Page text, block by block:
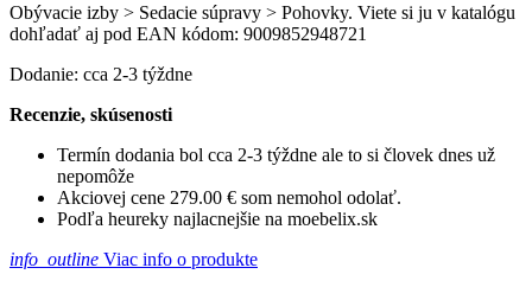
Obývacie izby > Sedacie súpravy > Pohovky. Viete si ju v katalógu
dohľadať aj pod EAN kódom: 9009852948721
Dodanie: cca 2-3 týždne
Recenzie, skúsenosti
Termín dodania bol cca 2-3 týždne ale to si človek dnes už
nepomôže
Akciovej cene 279.00 € som nemohol odolať.
Podľa heureky najlacnejšie na moebelix.sk
info_outline Viac info o produkte